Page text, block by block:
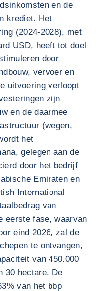
en de
krediet. Het
(2024-2028), met
USD, heeft tot doel
door
vervoer en
uitvoering verloopt
zijn
en de daarmee
(wegen,
het
gelegen aan de
door het bedrijf
Emiraten en
International
van
eerste fase, waarvan
eind 2026, zal de
te ontvangen,
van 450.000
30 hectare. De
van het bbp